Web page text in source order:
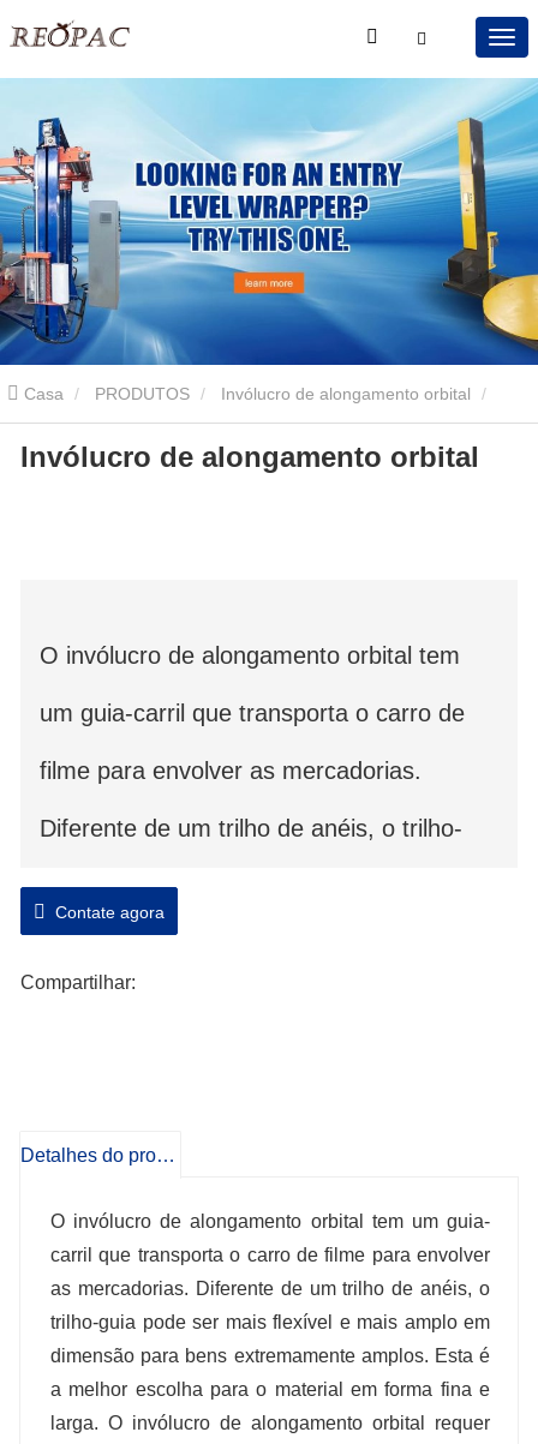
Casa PRODUTOS Invólucro de alongamento orbital
Invólucro de alongamento orbital Invólucro de alongamento
Invólucro de alongamento orbital
O invólucro de alongamento orbital tem
um guia-carril que transporta o carro de
filme para envolver as mercadorias.
Diferente de um trilho de anéis, o trilho-
guia pode ser mais flexível e mais amplo
em dimensão para bens extremamente
amplos. Esta é a melhor escolha para o
espaço em recipiente.
Contate agora
Compartilhar:
Detalhes do produto
O invólucro de alongamento orbital tem um guia-
carril que transporta o carro de filme para envolver
as mercadorias. Diferente de um trilho de anéis, o
trilho-guia pode ser mais flexível e mais amplo em
dimensão para bens extremamente amplos. Esta é
a melhor escolha para o material em forma fina e
larga. O invólucro de alongamento orbital requer